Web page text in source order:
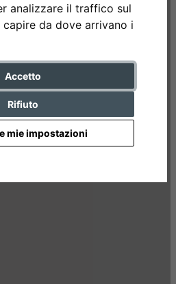
analizzare il traffico sul
da dove arrivano i
Accetto
Rifiuto
mie impostazioni